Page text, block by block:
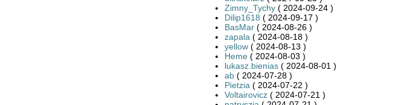
Zimny_Tychy( 2024-09-24 )
Dilip1618 ( 2024-09-17 )
BasMar( 2024-08-26 )
zapala ( 2024-08-18 )
yellow( 2024-08-13 )
Heme( 2024-08-03 )
lukasz.bienias( 2024-08-01 )
ab( 2024-07-28 )
Pietzia ( 2024-07-22 )
Voltairovicz( 2024-07-21 )